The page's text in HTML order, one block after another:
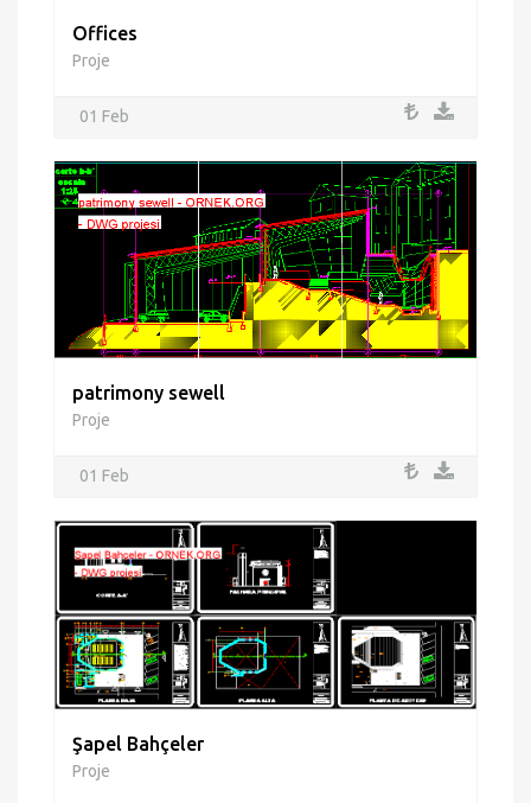
Offices
Proje
01 Feb
patrimony sewell
Proje
01 Feb
Şapel Bahçeler
Proje